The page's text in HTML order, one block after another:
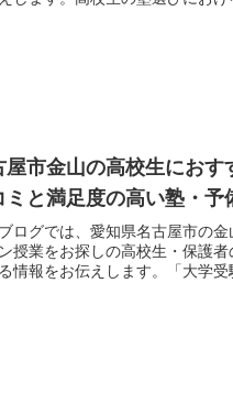
屋市金山の高校生におす
ミと満足度の高い塾・予
ログでは、愛知県名古屋市の
授業をお探しの高校生・保護
情報をお伝えします。「大学受